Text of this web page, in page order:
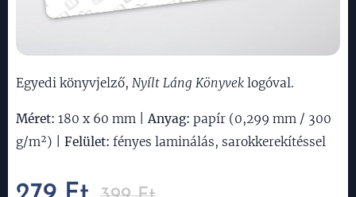
Egyedi könyvjelző, Nyílt Láng Könyvek logóval.
Méret: 180 x 60 mm |Anyag: papír (0,299 mm / 300
g/m²) | Felület: fényes laminálás, sarokkerekítéssel